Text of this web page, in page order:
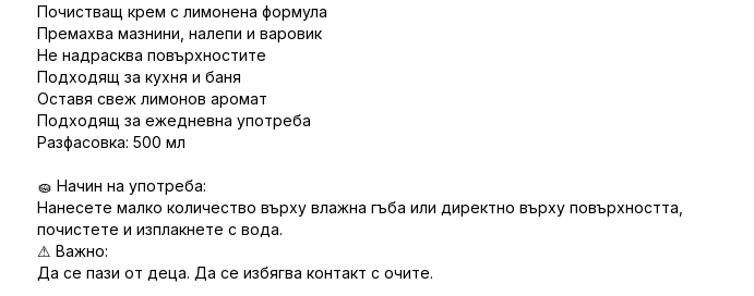
Почистващ крем с лимонена формула
Премахва мазнини, налепи и варовик
Не надрасква повърхностите
Подходящ за кухня и баня
Оставя свеж лимонов аромат
Подходящ за ежедневна употреба
Разфасовка: 500 мл
🧽 Начин на употреба:
Нанесете малко количество върху влажна гъба или директно върху повърхността,
почистете и изплакнете с вода.
⚠ Важно:
Да се пази от деца. Да се избягва контакт с очите.